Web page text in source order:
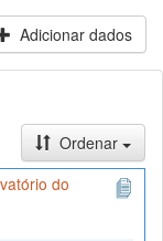
Adicionar dados
Ordenar
do